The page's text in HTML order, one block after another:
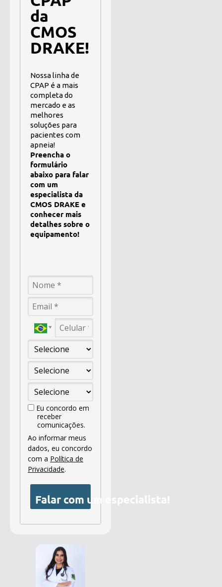
da
CMOS
DRAKE!
Nossa linha de
CPAP é a mais
completa do
mercado e as
melhores
soluções para
pacientes com
apneia!
Preencha o
formulário
abaixo para falar
com um
especialista da
CMOS DRAKE e
conhecer mais
detalhes sobre o
equipamento!
Eu concordo em
receber
comunicações.
Ao informar meus
dados, eu concordo
com a Política de
Privacidade.
Falar com um especialista!